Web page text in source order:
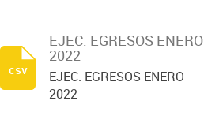
EJEC. EGRESOS ENERO
2022
EJEC. EGRESOS ENERO
2022
csv